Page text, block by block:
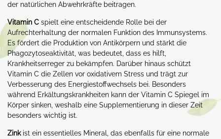
der natürlichen Abwehrkräfte beitragen.
Vitamin C spielt eine entscheidende Rolle bei der
Aufrechterhaltung der normalen Funktion des Immunsystems.
Es fördert die Produktion von Antikörpern und stärkt die
Phagozytoseaktivität, was bedeutet, dass es hilft,
Krankheitserreger zu bekämpfen. Darüber hinaus schützt
Vitamin C die Zellen vor oxidativem Stress und trägt zur
Verbesserung des Energiestoffwechsels bei. Besonders
während Erkältungskrankheiten kann der Vitamin C Spiegel im
Körper sinken, weshalb eine Supplementierung in dieser Zeit
besonders wichtig ist.
Zinkist ein essentielles Mineral, das ebenfalls für eine normale